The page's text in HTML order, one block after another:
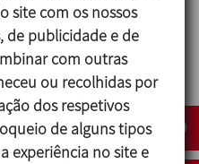
site com os nossos
de publicidade e de
com outras
ou recolhidas por
dos respetivos
de alguns tipos
experiência no site e